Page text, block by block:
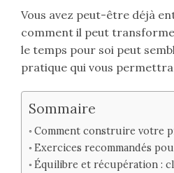
Vous avez peut-être déjà
comment il peut
le temps pour soi peut
pratique qui vous
Sommaire
Comment construire votre
Exercices recommandés
Équilibre et récupération :